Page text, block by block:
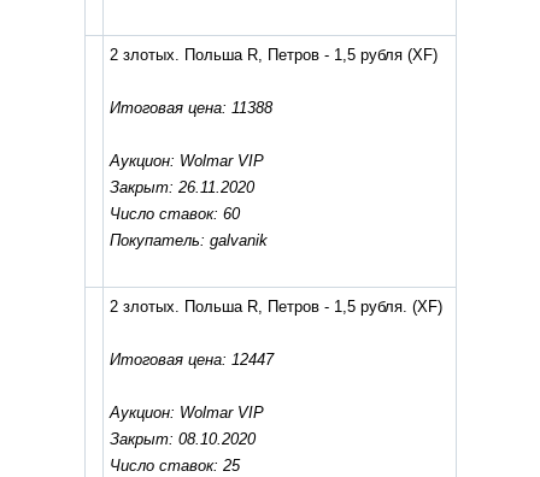
2 злотых. Польша R, Петров - 1,5 рубля(XF)
Итоговая цена: 11388
Аукцион: Wolmar VIP
Закрыт: 26.11.2020
Число ставок: 60
Покупатель: galvanik
2 злотых. Польша R, Петров - 1,5 рубля. (XF)
Итоговая цена: 12447
Аукцион: Wolmar VIP
Закрыт: 08.10.2020
Число ставок: 25